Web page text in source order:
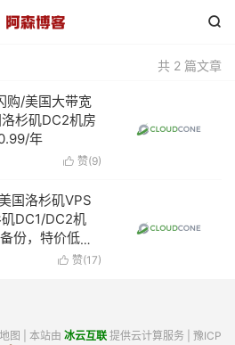

共 2 篇文章
购/美国大带宽
杉矶DC2机房
年
 赞(9)
国洛杉矶VPS
DC1/DC2机
份，特价低至
 赞(17)
图 | 本站由 冰云互联提供云计算服务 | 豫ICP